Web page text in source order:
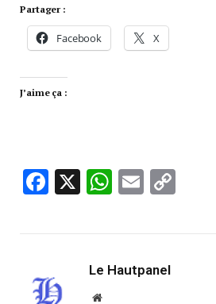
Partager :
Facebook X
J’aime ça :
Facebook
X WhatsApp
Email
Le Hautpanel
Website